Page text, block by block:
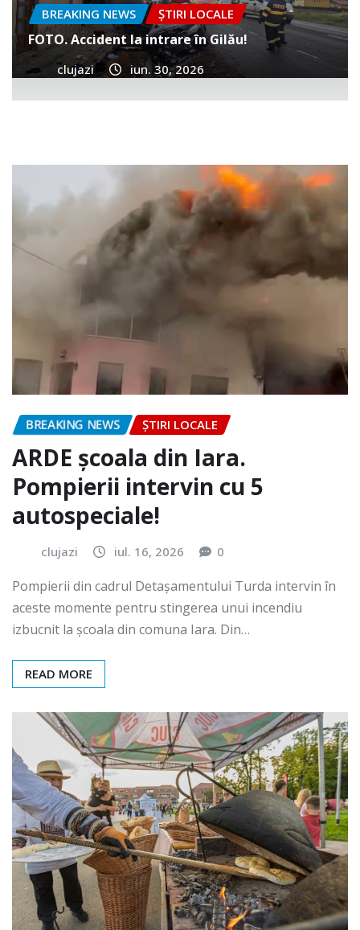
BREAKING NEWS ȘTIRI LOCALE
FOTO. Accident la intrare în Gilău!
clujazi iun. 30, 2026
BREAKING NEWS ȘTIRI LOCALE
ARDE școala din Iara.
Pompierii intervin cu 5
autospeciale!
clujazi iul. 16, 2026 0
Pompierii din cadrul Detașamentului Turda intervin în
aceste momente pentru stingerea unui incendiu
izbucnit la școala din comuna Iara. Din…
READ MORE